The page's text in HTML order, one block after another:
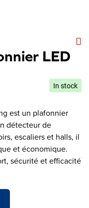
LED
In stock
est un plafonnier
détecteur de
escaliers et halls, il
et économique.
sécurité et efficacité